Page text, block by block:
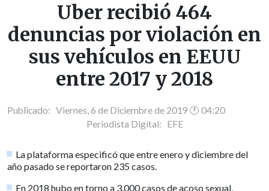
Uber recibió 464
denuncias por violación en
sus vehículos en EEUU
entre 2017 y 2018
Publicado: Viernes, 6 de Diciembre de 2019 🕐 04:20
Periodista Digital: EFE
La plataforma especificó que entre enero y diciembre del
año pasado se reportaron 235 casos.
En 2018 hubo en torno a 3.000 casos de acoso sexual.